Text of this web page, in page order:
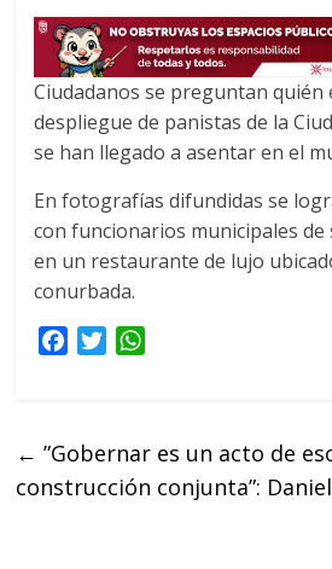
Ciudadanos se preguntan quién
despliegue de panistas de la
se han llegado a asentar en el
En fotografías difundidas se
con funcionarios municipales
en un restaurante de lujo
conurbada.
b
o
T
t
e
s
A
← ”Gobernar es un acto de
construcción conjunta”: